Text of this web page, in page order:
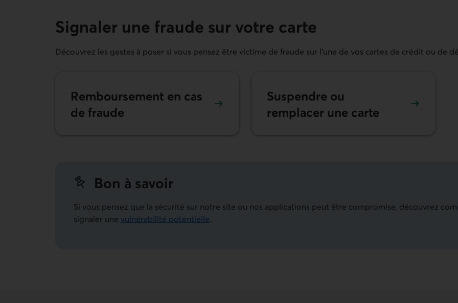
Signaler une fraude sur votre carte
Découvrez les gestes à poser si vous pensez être victime de fraude sur l’une de vos cartes de crédit ou de
Remboursement en cas
de fraude
Suspendre ou
remplacer une carte
Bon à savoir
Si vous pensez que la sécurité sur notre site ou nos applications peut être compromise, découvrez
signaler une vulnérabilité potentielle.